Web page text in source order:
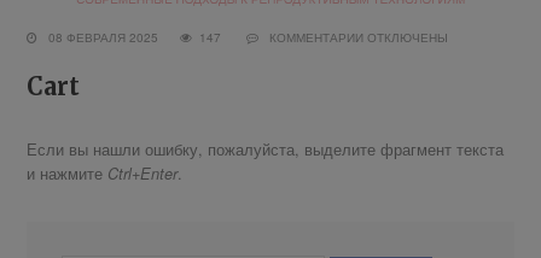
08 ФЕВРАЛЯ 2025 147 КОММЕНТАРИИ ОТКЛЮЧЕНЫ
Cart
Если вы нашли ошибку, пожалуйста, выделите фрагмент текста
и нажмите Ctrl+Enter.